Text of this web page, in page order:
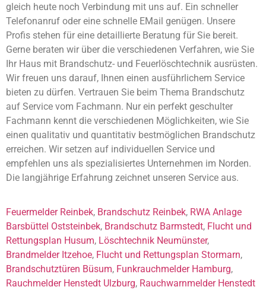
gleich heute noch Verbindung mit uns auf. Ein schneller
Telefonanruf oder eine schnelle EMail genügen. Unsere
Profis stehen für eine detaillierte Beratung für Sie bereit.
Gerne beraten wir über die verschiedenen Verfahren, wie Sie
Ihr Haus mit Brandschutz- und Feuerlöschtechnik ausrüsten.
Wir freuen uns darauf, Ihnen einen ausführlichem Service
bieten zu dürfen. Vertrauen Sie beim Thema Brandschutz
auf Service vom Fachmann. Nur ein perfekt geschulter
Fachmann kennt die verschiedenen Möglichkeiten, wie Sie
einen qualitativ und quantitativ bestmöglichen Brandschutz
erreichen. Wir setzen auf individuellen Service und
empfehlen uns als spezialisiertes Unternehmen im Norden.
Die langjährige Erfahrung zeichnet unseren Service aus.
Feuermelder Reinbek, Brandschutz Reinbek, RWA Anlage
Barsbüttel Oststeinbek, Brandschutz Barmstedt, Flucht und
Rettungsplan Husum, Löschtechnik Neumünster,
Brandmelder Itzehoe, Flucht und Rettungsplan Stormarn,
Brandschutztüren Büsum, Funkrauchmelder Hamburg,
Rauchmelder Henstedt Ulzburg, Rauchwarnmelder Henstedt